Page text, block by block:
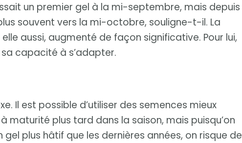
un premier gel à la mi-septembre, mais depuis
souvent vers la mi-octobre, souligne-t-il. La
aussi, augmenté de façon significative. Pour lui,
capacité à s’adapter.
Il est possible d’utiliser des semences mieux
maturité plus tard dans la saison, mais puisqu’on
gel plus hâtif que les dernières années, on risque de